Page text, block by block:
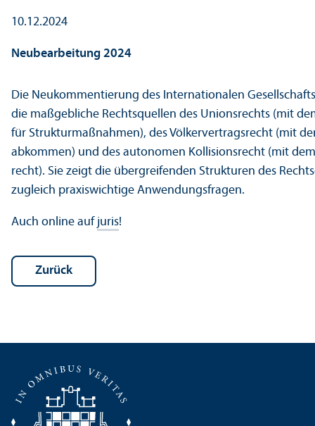
10.12.2024
Neubearbeitung 2024
Die Neukommentierung des Internationalen
die maßgebliche Rechts­quellen des Unionsrechts (mit
für Strukturmaßnahmen), des Völkervertragsrecht (mit
abkommen) und des autonomen Kollisionsrecht (mit
recht). Sie zeigt die übergreifenden Strukturen des
zugleich praxiswichtige Anwendungs­fragen.
Auch online auf juris!
Zurück